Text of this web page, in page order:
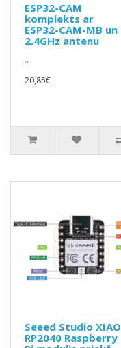
ESP32-CAM
komplekts ar
ESP32-CAM-MB un
2.4GHz antenu
..
20,85€
Seeed Studio XIAO
RP2040 Raspberry